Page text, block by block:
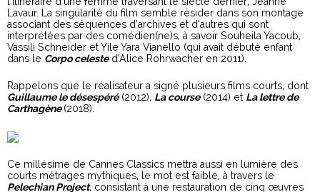
Lavaur. La singularité du film semble résider dans son montage
associant des séquences d’archives et d’autres qui sont
interprétées par des comédien(ne)s, à savoir Souheila Yacoub,
Vassili Schneider et Yile Yara Vianello (qui avait débuté enfant
dans le Corpo celested’Alice Rohrwacher en 2011).
Rappelons que le réalisateur a signé plusieurs films courts, dont
Guillaume le désespéré(2012), La course(2014) et La lettre de
Carthagène (2018).
Ce millésime de Cannes Classics mettra aussi en lumière des
courts métrages mythiques, le mot est faible, à travers le
Pelechian Project, consistant à une restauration de cinq œuvres